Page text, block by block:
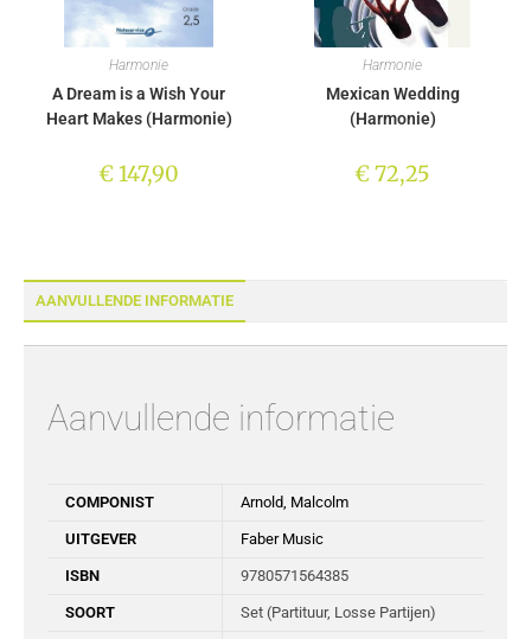
AANVULLENDE INFORMATIE
Aanvullende informatie
COMPONIST Arnold, Malcolm
UITGEVER Faber Music
ISBN 9780571564385
SOORT Set (Partituur, Losse Partijen)
Harmonie
A Dream is a Wish Your
Heart Makes (Harmonie)
€147,90
Harmonie
Mexican Wedding
(Harmonie)
€72,25